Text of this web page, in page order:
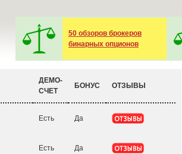
50 обзоров брокеров
бинарных опционов
ДЕМО-
СЧЕТ
БОНУС ОТЗЫВЫ
Есть Да
Есть Да